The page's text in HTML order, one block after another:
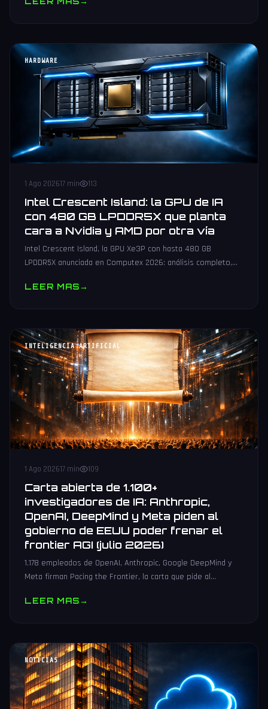
HARDWARE
1 Ago 202617 min 113
Intel Crescent Island: la GPU de IA
con 480 GB LPDDR5X que planta
cara a Nvidia y AMD por otra vía
Intel Crescent Island, la GPU Xe3P con hasta 480 GB
LPDDR5X anunciada en Computex 2026: análisis completo,
IPEX-LLM.
LEER MAS→
INTELIGENCIA ARTIFICIAL
1 Ago 202617 min 109
Carta abierta de 1.100+
investigadores de IA: Anthropic,
OpenAI, DeepMind y Meta piden al
gobierno de EEUU poder frenar el
frontier AGI (julio 2026)
1.178 empleados de OpenAI, Anthropic, Google DeepMind y
Meta firman Pacing the Frontier, la carta que pide al
frontier AGI.
LEER MAS→
NOTICIAS